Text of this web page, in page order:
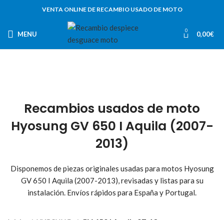
VENTA ONLINE DE RECAMBIO USADO DE MOTO
MENU 0 0,00€
Recambios usados de moto
Hyosung GV 650 I Aquila (2007-
2013)
Disponemos de piezas originales usadas para motos Hyosung
GV 650 I Aquila (2007-2013), revisadas y listas para su
instalación. Envíos rápidos para España y Portugal.